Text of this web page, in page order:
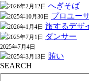
2026年2月12日 へぎそば
2025年10月30日 プロユー
2026年1月4日 旅するデザ
2025年7月1日 ダンサー
2025年7月4日
2025年3月13日 賄い
SEARCH